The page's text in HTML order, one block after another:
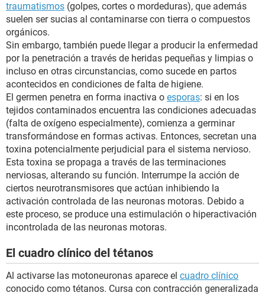
traumatismos (golpes, cortes o mordeduras), que además
suelen ser sucias al contaminarse con tierra o compuestos
orgánicos.
Sin embargo, también puede llegar a producir la enfermedad
por la penetración a través de heridas pequeñas y limpias o
incluso en otras circunstancias, como sucede en partos
acontecidos en condiciones de falta de higiene.
El germen penetra en forma inactiva o esporas: si en los
tejidos contaminados encuentra las condiciones adecuadas
(falta de oxígeno especialmente), comienza a germinar
transformándose en formas activas. Entonces, secretan una
toxina potencialmente perjudicial para el sistema nervioso.
Esta toxina se propaga a través de las terminaciones
nerviosas, alterando su función. Interrumpe la acción de
ciertos neurotransmisores que actúan inhibiendo la
activación controlada de las neuronas motoras. Debido a
este proceso, se produce una estimulación o hiperactivación
incontrolada de las neuronas motoras.
El cuadro clínico del tétanos
Al activarse las motoneuronas aparece el cuadro clínico
conocido como tétanos. Cursa con contracción generalizada